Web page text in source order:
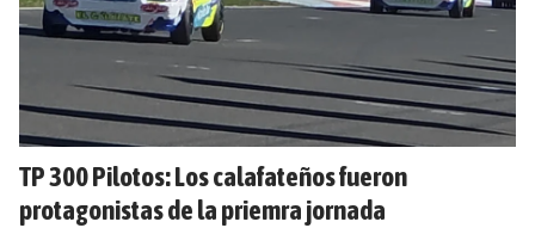
TP 300 Pilotos: Los calafateños fueron
protagonistas de la priemra jornada